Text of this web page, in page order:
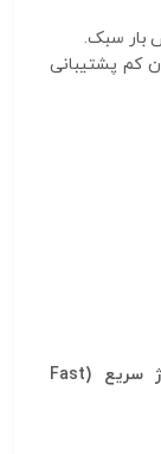
بار سبک.
کم پشتیبانی
پروتکل های قابل استفاده در حالت شارژ سریع (Fast